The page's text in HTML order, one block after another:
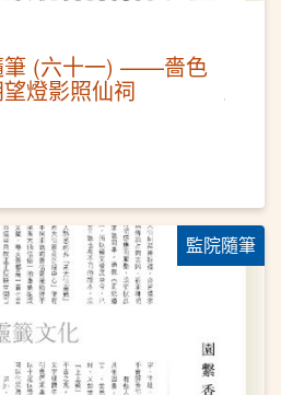
筆 (六十一) ——嗇色
燈影照仙祠
監院隨筆